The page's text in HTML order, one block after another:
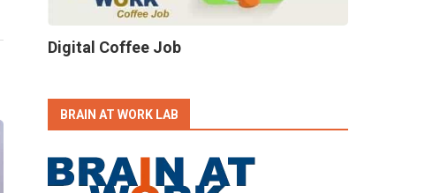
Digital Coffee Job
BRAIN AT WORK LAB